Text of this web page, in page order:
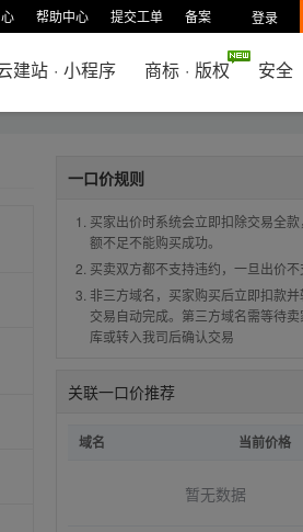
帮助中心 提交工单 备案 登录
建站 · 小程序 商标 · 版权 安全
一口价规则
买家出价时系统会立即扣除交易全
额不足不能购买成功。
买卖双方都不支持违约，一旦出价不
非三方域名，买家购买后立即扣款并
交易自动完成。第三方域名需等待卖
库或转入我司后确认交易
关联一口价推荐
域名 当前价格
暂无数据